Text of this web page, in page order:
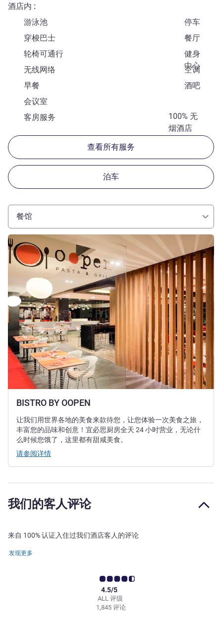
酒店内
游泳池
停车
穿梭巴士
餐厅
轮椅可通行
健身
中心
无线网络
空调
早餐
酒吧
会议室
100% 无
烟酒店
客房服务
查看所有服务
泊车
餐馆
BISTRO BY OOPEN
请参阅详情
让我们用世界各地的美食来款待您，让您体验一次美食之旅，
丰富您的品味和创意！宜必思厨房全天 24 小时营业，无论什
么时候您饿了，这里都有甜咸美食。
请参阅详情
我们的客人评论
来自 100% 认证入住过我们酒店客人的评论
发现更多
ALL 评级
4.5/5
1,845 评论